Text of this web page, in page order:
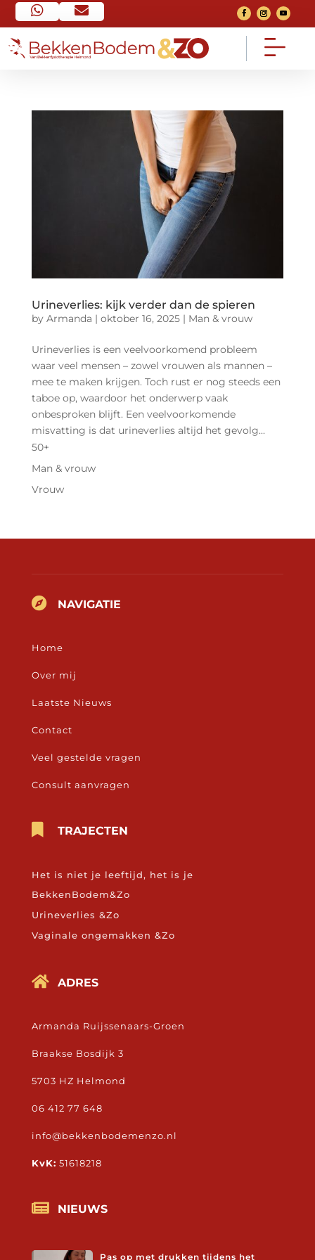
 
 Over mij
Mijn verhaal
 Het traject
Bekijk het traject

Urineverlies: kijk verder dan de spieren
by Armanda | oktober 16, 2025| Man & vrouw
Urineverlies is een veelvoorkomend probleem
waar veel mensen – zowel vrouwen als mannen –
mee te maken krijgen. Toch rust er nog steeds een
taboe op, waardoor het onderwerp vaak
onbesproken blijft. Een veelvoorkomende
misvatting is dat urineverlies altijd het gevolg...
50+
Man & vrouw
Vrouw
 NAVIGATIE
Home
Over mij
Laatste Nieuws
Contact
Veel gestelde vragen
Consult aanvragen
TRAJECTEN
Het is niet je leeftijd, het is je
BekkenBodem&Zo
Urineverlies &Zo
Vaginale ongemakken &Zo
 ADRES
Armanda Ruijssenaars-Groen
Braakse Bosdijk 3
5703 HZ Helmond
06 412 77 648
info@bekkenbodemenzo.nl
KvK: 51618218
 NIEUWS
Pas op met drukken tijdens het